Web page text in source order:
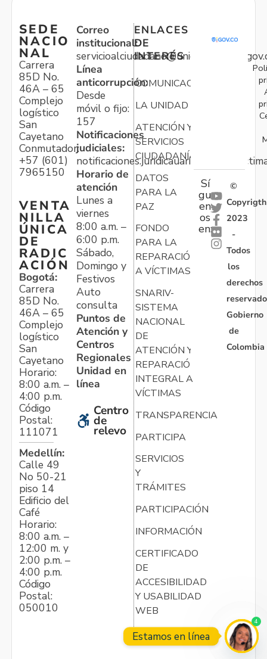
SEDE
NACIO
NAL
Carrera
85D No.
46A – 65
Complejo
logístico
San
Cayetano
Conmutador:
+57 (601)
7965150
VENTA
NILLA
ÚNICA
DE
RADIC
ACIÓN
Bogotá:
Carrera
85D No.
46A – 65
Complejo
logístico
San
Cayetano
Horario:
8:00 a.m. –
4:00 p.m.
Código
Postal:
111071
Medellín:
Calle 49
No 50-21
piso 14
Edificio del
Café
Horario:
8:00 a.m. –
12:00 m. y
2:00 p.m. –
4:00 p.m.
Código
Postal:
050010
Correo
institucional:
Línea
anticorrupción:
Desde
móvil o fijo:
157
Notificaciones
judiciales:
Horario de
atención
Lunes a
viernes
8:00 a.m. –
6:00 p.m.
Sábado,
Domingo y
Festivos
Auto
consulta
Puntos de
Atención y
Centros
Regionales
Unidad en
línea
Centro
de
relevo
ENLACES
DE
INTERÉS
COMUNICACIONES
LA UNIDAD
ATENCIÓN Y
SERVICIOS
CIUDADANÍA
DATOS
PARA LA
PAZ
FONDO
PARA LA
REPARACIÓN
A VÍCTIMAS
SNARIV-
SISTEMA
NACIONAL
DE
ATENCIÓN Y
REPARACIÓN
INTEGRAL A
VÍCTIMAS
TRANSPARENCIA
PARTICIPA
SERVICIOS
Y
TRÁMITES
PARTICIPACIÓN
INFORMACIÓN
CERTIFICADO
DE
ACCESIBILIDAD
Y USABILIDAD
WEB
Sí
gu
en
os
en:
©
Copyrigth
2023
-
Todos
los
derechos
Gobierno
de
Colombia
Estamos en línea
4